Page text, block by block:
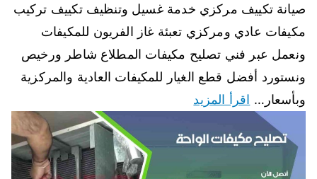
صيانة تكييف مركزي خدمة غسيل وتنظيف تكييف تركيب
مكيفات عادي ومركزي تعبئة غاز الفريون للمكيفات
ونعمل عبر فني تصليح مكيفات المطلاع شاطر ورخيص
ونستورد أفضل قطع الغيار للمكيفات العادية والمركزية
وبأسعار… اقرأ المزيد